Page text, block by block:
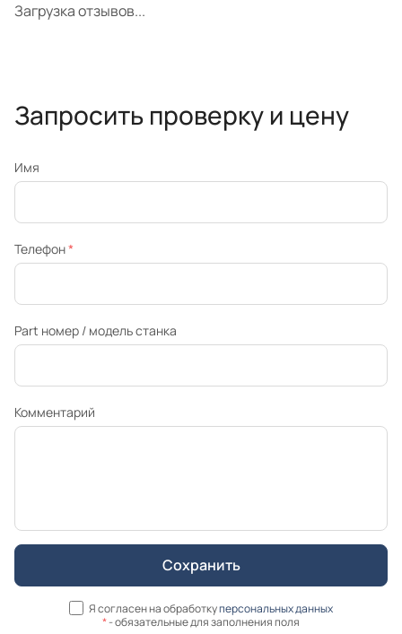
Загрузка отзывов...
Запросить проверку и цену
Имя
Телефон*
Part номер / модель станка
Комментарий
Я согласен на обработкуперсональных данных
*- обязательные для заполнения поля